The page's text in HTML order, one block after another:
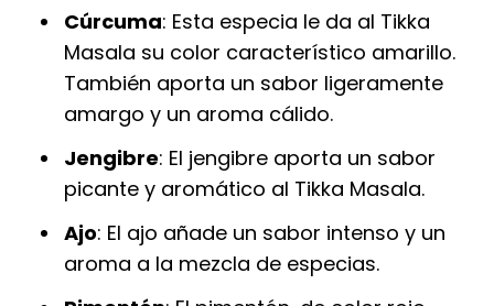
Cúrcuma: Esta especia le da al Tikka
Masala su color característico amarillo.
También aporta un sabor ligeramente
amargo y un aroma cálido.
Jengibre: El jengibre aporta un sabor
picante y aromático al Tikka Masala.
Ajo: El ajo añade un sabor intenso y un
aroma a la mezcla de especias.